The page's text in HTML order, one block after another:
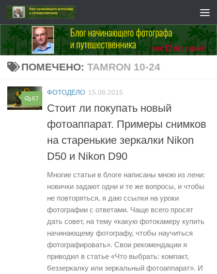
Перейти к содержимому
ПОМЕЧЕНО: TAMRON 10-24
67
ФОТОДЕЛО 15.08.2015
Стоит ли покупать новый
фотоаппарат. Примеры снимков
на старенькие зеркалки Nikon
D50 и Nikon D90
Многие статьи в блоге написаны мною из лени:
новички задают одни и те же вопросы, и чтобы
не повторяться, я даю ссылки на уроки
фотографии с ответами. Чаще всего просят
дать совет, на тему «какую фотокамеру купить
начинающему фотографу, чтобы научиться
фотографировать». Свои рекомендации я
приводил в статье «Что выбрать: компакт,
беззеркалку или зеркальный фотоаппарат». И